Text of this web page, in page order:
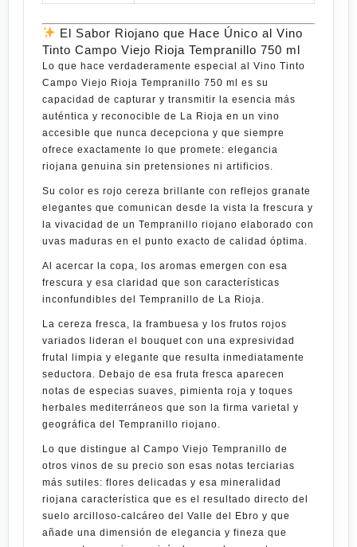
El Sabor Riojano que Hace Único al Vino
Tinto Campo Viejo Rioja Tempranillo 750 ml
Lo que hace verdaderamente especial al Vino Tinto
Campo Viejo Rioja Tempranillo 750 ml es su
capacidad de capturar y transmitir la esencia más
auténtica y reconocible de La Rioja en un vino
accesible que nunca decepciona y que siempre
ofrece exactamente lo que promete: elegancia
riojana genuina sin pretensiones ni artificios.
Su color es rojo cereza brillante con reflejos granate
elegantes que comunican desde la vista la frescura y
la vivacidad de un Tempranillo riojano elaborado con
uvas maduras en el punto exacto de calidad óptima.
Al acercar la copa, los aromas emergen con esa
frescura y esa claridad que son características
inconfundibles del Tempranillo de La Rioja.
La cereza fresca, la frambuesa y los frutos rojos
variados lideran el bouquet con una expresividad
frutal limpia y elegante que resulta inmediatamente
seductora. Debajo de esa fruta fresca aparecen
notas de especias suaves, pimienta roja y toques
herbales mediterráneos que son la firma varietal y
geográfica del Tempranillo riojano.
Lo que distingue al Campo Viejo Tempranillo de
otros vinos de su precio son esas notas terciarias
más sutiles: flores delicadas y esa mineralidad
riojana característica que es el resultado directo del
suelo arcilloso-calcáreo del Valle del Ebro y que
añade una dimensión de elegancia y fineza que